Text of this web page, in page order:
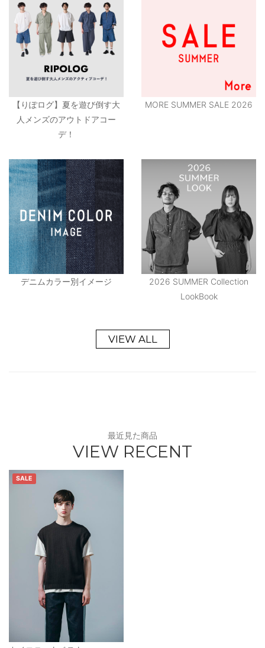
【りぽログ】夏を遊び倒す大
人メンズのアウトドアコー
デ！
MORE SUMMER SALE 2026
デニムカラー別イメージ
2026 SUMMER Collection
LookBook
VIEW ALL
最近見た商品
VIEW RECENT
SALE